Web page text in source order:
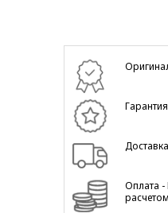
Оплата
расчетом